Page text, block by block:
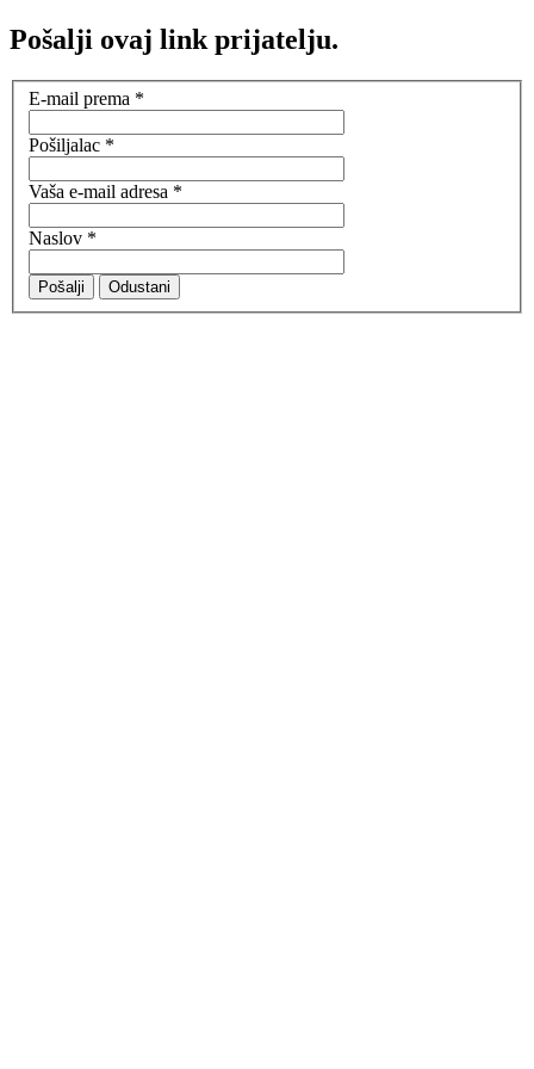
Pošalji ovaj link prijatelju.
E-mail prema *
Pošiljalac *
Vaša e-mail adresa *
Naslov *
Pošalji Odustani